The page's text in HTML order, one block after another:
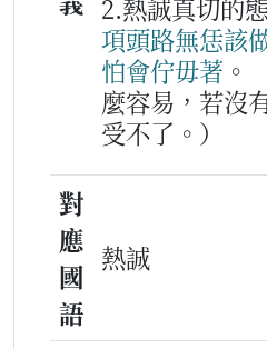
2.熱誠真切的
項頭路無恁該
怕會佇毋著 。
麼容易，若沒
受不了。）
對
應
國
語
熱誠